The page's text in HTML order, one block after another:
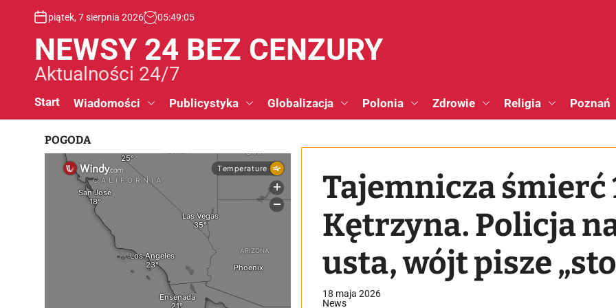
piątek, 7 sierpnia 2026 05:49:06
NEWSY 24 BEZ CENZURY
Aktualności 24/7
Start Wiadomości Publicystyka Globalizacja Polonia Zdrowie Religia Poznań
Tajemnicza śmierć
Kętrzyna. Policja
usta, wójt pisze
18 maja 2026
News
POGODA